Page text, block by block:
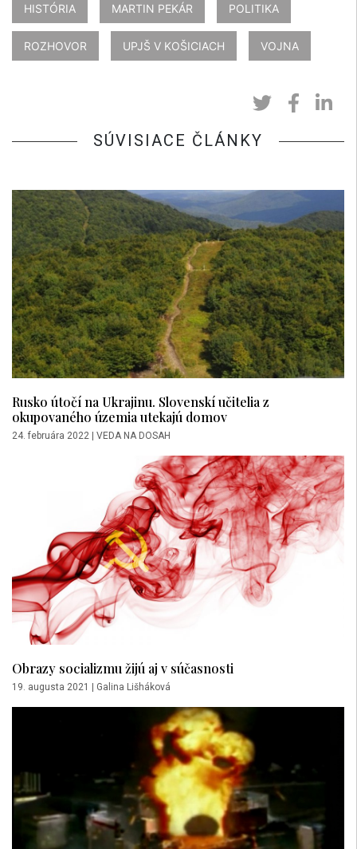
HISTÓRIA MARTIN PEKÁR POLITIKA
ROZHOVOR UPJŠ V KOŠICIACH VOJNA
SÚVISIACE ČLÁNKY
Rusko útočí na Ukrajinu. Slovenskí učitelia z
okupovaného územia utekajú domov
24. februára 2022 VEDA NA DOSAH
Obrazy socializmu žijú aj v súčasnosti
19. augusta 2021 | Galina Lišháková